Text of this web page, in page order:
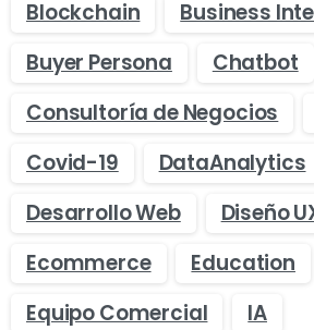
Blockchain
Business
Buyer Persona
Chatbot
Consultoría de Negocios
Covid-19
DataAnalytics
Desarrollo Web
Diseño
Ecommerce
Education
Equipo Comercial
IA